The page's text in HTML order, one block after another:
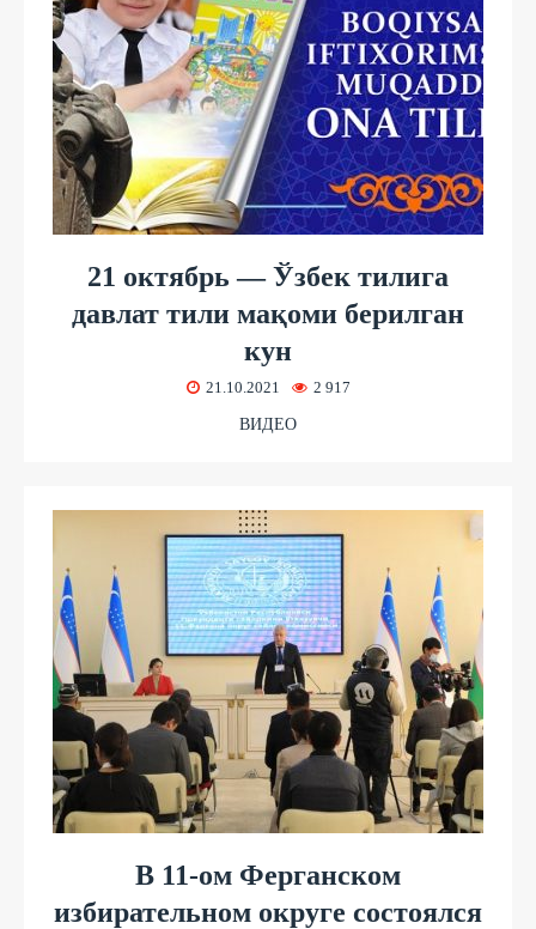
21 октябрь — Ўзбек тилига
давлат тили мақоми берилган
кун
21.10.2021 2 917
ВИДЕО
В 11-ом Ферганском
избирательном округе состоялся